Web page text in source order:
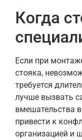
Когда
Если при
стояка,
требуется
лучше вызвать
вмешательства
привести к
организацией и